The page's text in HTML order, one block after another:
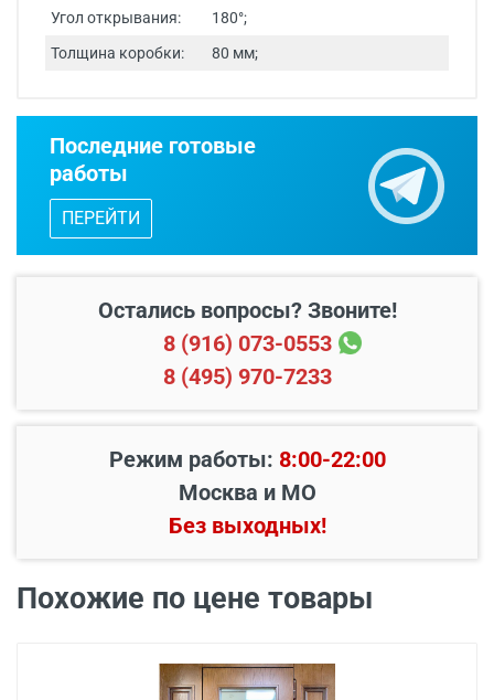
Угол открывания:
180°;
Толщина коробки:
80 мм;
Бесплатный выезд специалиста
каталогом входных дверей, образцами
радиусе 20 км от него
Бесплатно*
Последние готовые
работы
ПЕРЕЙТИ
Остались вопросы? Звоните!
8 (916) 073-0553
8 (495) 970-7233
Режим работы: 8:00-22:00
Москва и МО
Без выходных!
Похожие по цене товары